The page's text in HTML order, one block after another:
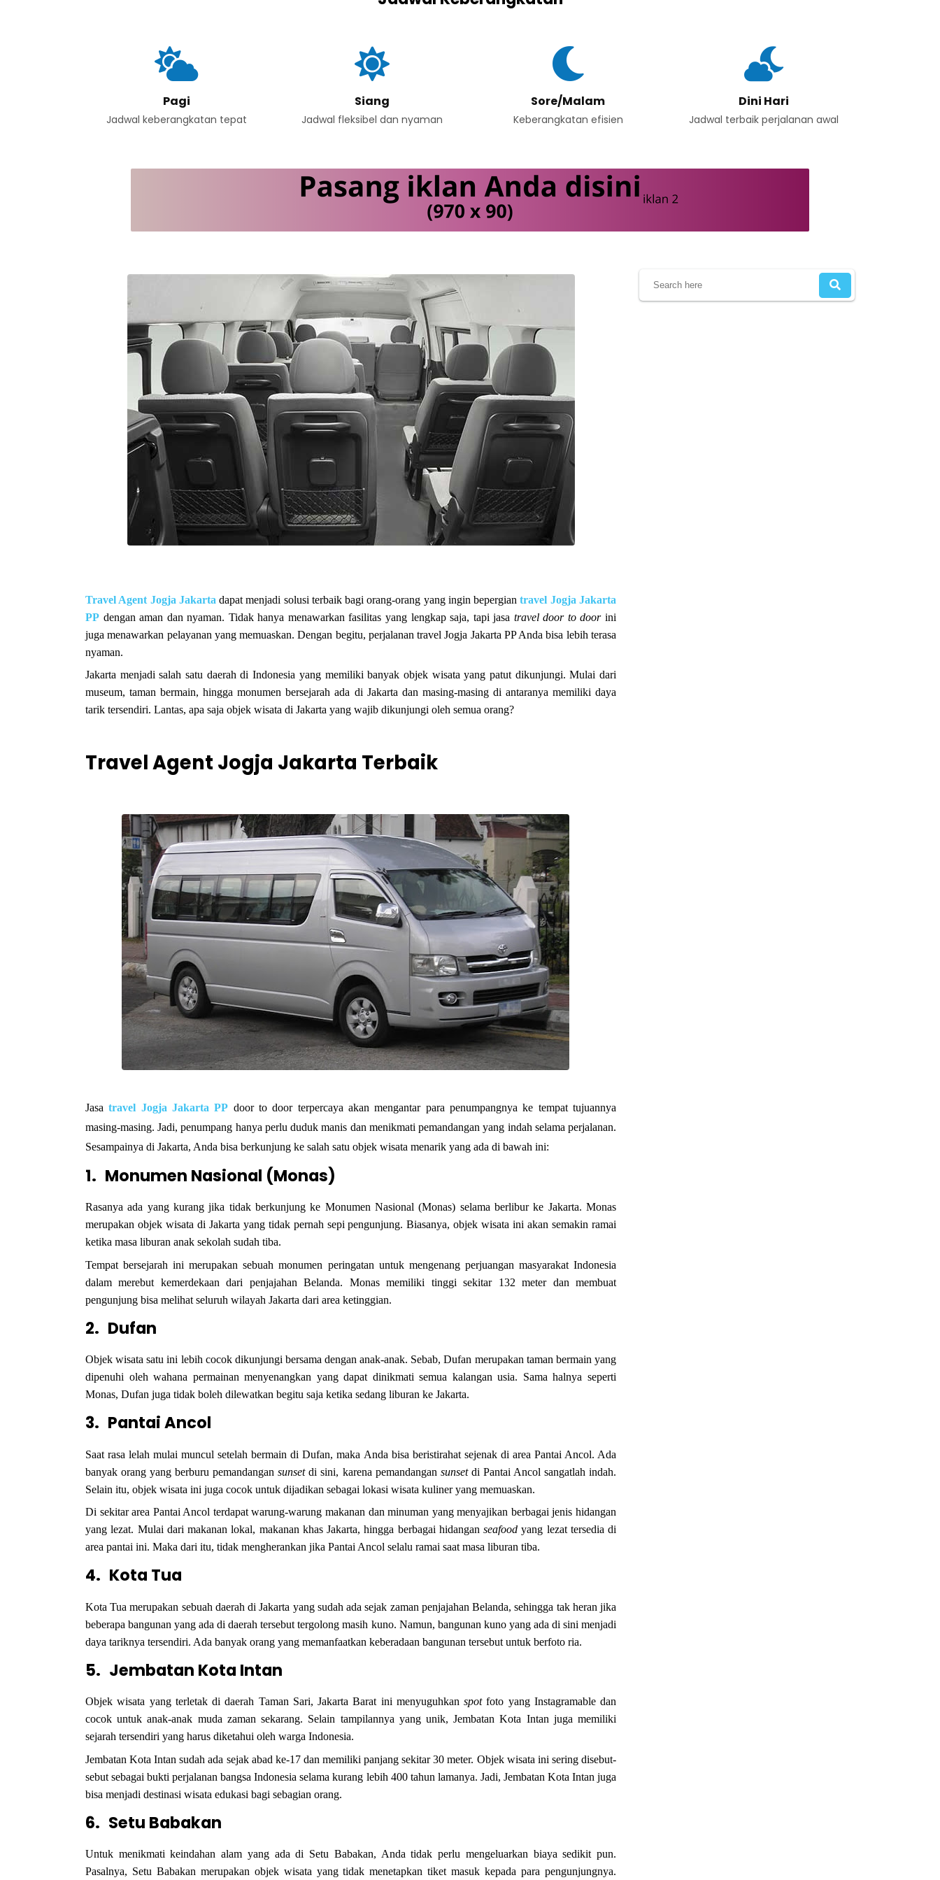
Pagi
Jadwal keberangkatan tepat
Siang
Jadwal fleksibel dan nyaman
Sore/Malam
Keberangkatan efisien
Dini Hari
Jadwal terbaik perjalanan awal
Travel Agent Jogja Jakarta dapat menjadi solusi terbaik bagi orang-orang yang ingin bepergiantravel Jogja Jakarta
PP dengan aman dan nyaman. Tidak hanya menawarkan fasilitas yang lengkap saja, tapi jasa travel door to doorini
juga menawarkan pelayanan yang memuaskan. Dengan begitu, perjalanan travel Jogja Jakarta PP Anda bisa lebih terasa
nyaman.
Jakarta menjadi salah satu daerah di Indonesia yang memiliki banyak objek wisata yang patut dikunjungi. Mulai dari
museum, taman bermain, hingga monumen bersejarah ada di Jakarta dan masing-masing di antaranya memiliki daya
tarik tersendiri. Lantas, apa saja objek wisata di Jakarta yang wajib dikunjungi oleh semua orang?
Travel Agent Jogja Jakarta Terbaik
Jasatravel Jogja Jakarta PP door to door terpercaya akan mengantar para penumpangnya ke tempat tujuannya
masing-masing. Jadi, penumpang hanya perlu duduk manis dan menikmati pemandangan yang indah selama perjalanan.
Sesampainya di Jakarta, Anda bisa berkunjung ke salah satu objek wisata menarik yang ada di bawah ini:
1. Monumen Nasional (Monas)
Rasanya ada yang kurang jika tidak berkunjung ke Monumen Nasional (Monas) selama berlibur ke Jakarta. Monas
merupakan objek wisata di Jakarta yang tidak pernah sepi pengunjung. Biasanya, objek wisata ini akan semakin ramai
ketika masa liburan anak sekolah sudah tiba.
Tempat bersejarah ini merupakan sebuah monumen peringatan untuk mengenang perjuangan masyarakat Indonesia
dalam merebut kemerdekaan dari penjajahan Belanda. Monas memiliki tinggi sekitar 132 meter dan membuat
pengunjung bisa melihat seluruh wilayah Jakarta dari area ketinggian.
2. Dufan
Objek wisata satu ini lebih cocok dikunjungi bersama dengan anak-anak. Sebab, Dufan merupakan taman bermain yang
dipenuhi oleh wahana permainan menyenangkan yang dapat dinikmati semua kalangan usia. Sama halnya seperti
Monas, Dufan juga tidak boleh dilewatkan begitu saja ketika sedang liburan ke Jakarta.
3. Pantai Ancol
Saat rasa lelah mulai muncul setelah bermain di Dufan, maka Anda bisa beristirahat sejenak di area Pantai Ancol. Ada
banyak orang yang berburu pemandangansunsetdi sini, karena pemandangan sunset di Pantai Ancol sangatlah indah.
Selain itu, objek wisata ini juga cocok untuk dijadikan sebagai lokasi wisata kuliner yang memuaskan.
Di sekitar area Pantai Ancol terdapat warung-warung makanan dan minuman yang menyajikan berbagai jenis hidangan
yang lezat. Mulai dari makanan lokal, makanan khas Jakarta, hingga berbagai hidangan seafoodyang lezat tersedia di
area pantai ini. Maka dari itu, tidak mengherankan jika Pantai Ancol selalu ramai saat masa liburan tiba.
4. Kota Tua
Kota Tua merupakan sebuah daerah di Jakarta yang sudah ada sejak zaman penjajahan Belanda, sehingga tak heran jika
beberapa bangunan yang ada di daerah tersebut tergolong masih kuno. Namun, bangunan kuno yang ada di sini menjadi
daya tariknya tersendiri. Ada banyak orang yang memanfaatkan keberadaan bangunan tersebut untuk berfoto ria.
5. Jembatan Kota Intan
Objek wisata yang terletak di daerah Taman Sari, Jakarta Barat ini menyuguhkan spotfoto yang Instagramable dan
cocok untuk anak-anak muda zaman sekarang. Selain tampilannya yang unik, Jembatan Kota Intan juga memiliki
sejarah tersendiri yang harus diketahui oleh warga Indonesia.
Jembatan Kota Intan sudah ada sejak abad ke-17 dan memiliki panjang sekitar 30 meter. Objek wisata ini sering disebut-
sebut sebagai bukti perjalanan bangsa Indonesia selama kurang lebih 400 tahun lamanya. Jadi, Jembatan Kota Intan juga
bisa menjadi destinasi wisata edukasi bagi sebagian orang.
6. Setu Babakan
Untuk menikmati keindahan alam yang ada di Setu Babakan, Anda tidak perlu mengeluarkan biaya sedikit pun.
Pasalnya, Setu Babakan merupakan objek wisata yang tidak menetapkan tiket masuk kepada para pengunjungnya.